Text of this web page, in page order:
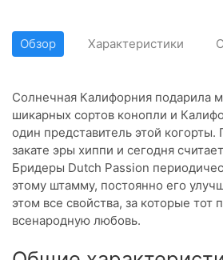
Обзор Характеристики
Солнечная Калифорния подарила
шикарных сортов конопли и
один представитель этой когорты.
закате эры хиппи и сегодня
Бридеры Dutch Passion
этому штамму, постоянно его
этом все свойства, за которые тот
всенародную любовь.